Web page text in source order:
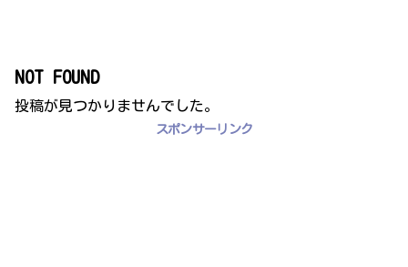
NOT FOUND
投稿が見つかりませんでした。
スポンサーリンク